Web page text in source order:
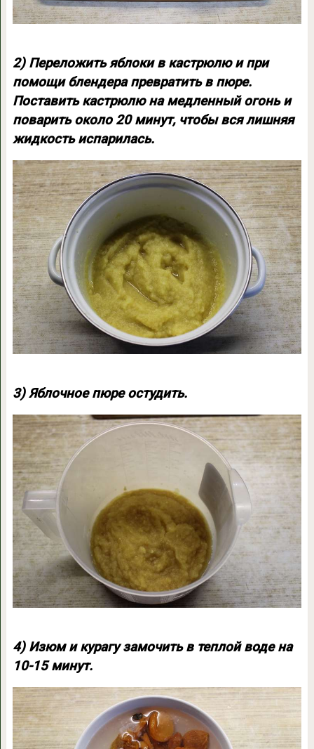
2) Переложить яблоки в кастрюлю и при
помощи блендера превратить в пюре.
Поставить кастрюлю на медленный огонь и
поварить около 20 минут, чтобы вся лишняя
жидкость испарилась.
3) Яблочное пюре остудить.
4) Изюм и курагу замочить в теплой воде на
10-15 минут.